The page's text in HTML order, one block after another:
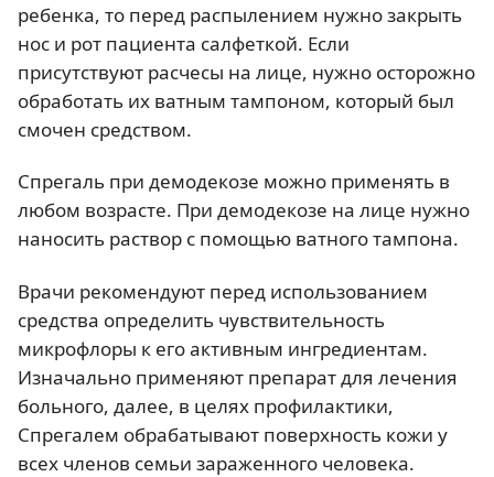
ребенка, то перед распылением нужно закрыть
нос и рот пациента салфеткой. Если
присутствуют расчесы на лице, нужно осторожно
обработать их ватным тампоном, который был
смочен средством.
Спрегаль при демодекозе можно применять в
любом возрасте. При демодекозе на лице нужно
наносить раствор с помощью ватного тампона.
Врачи рекомендуют перед использованием
средства определить чувствительность
микрофлоры к его активным ингредиентам.
Изначально применяют препарат для лечения
больного, далее, в целях профилактики,
Спрегалем обрабатывают поверхность кожи у
всех членов семьи зараженного человека.